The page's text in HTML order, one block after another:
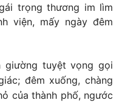
trọng thương im lìm
viện, mấy ngày đêm
giường tuyệt vọng gọi
đêm xuống, chàng
của thành phố, ngước